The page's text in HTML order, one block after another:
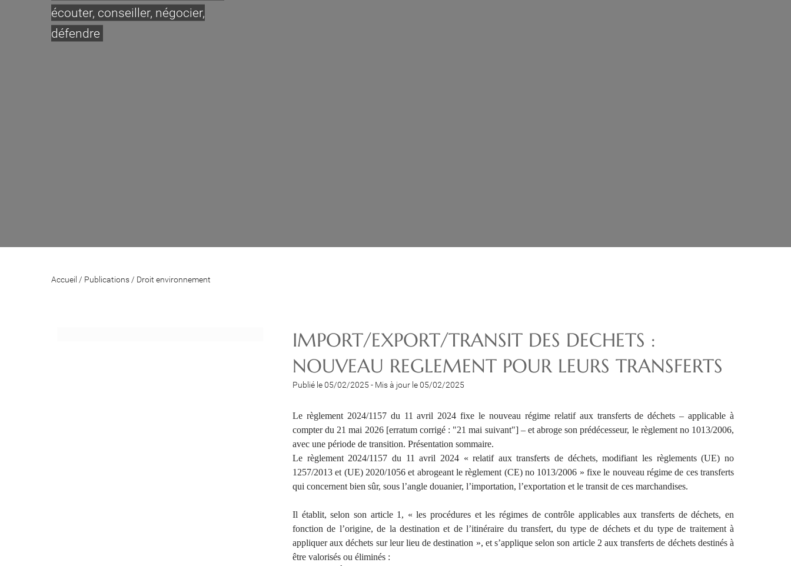
écouter, conseiller, négocier,
défendre
Accueil / Publications / Droit environnement
IMPORT/EXPORT/TRANSIT DES DECHETS :
NOUVEAU REGLEMENT POUR LEURS TRANSFERTS
Publié le 05/02/2025 - Mis à jour le 05/02/2025
Le règlement 2024/1157 du 11 avril 2024 fixe le nouveau régime relatif aux transferts de déchets – applicable à
compter du 21 mai 2026 [erratum corrigé : "21 mai suivant"] – et abroge son prédécesseur, le règlement no 1013/2006,
avec une période de transition. Présentation sommaire.
Le règlement 2024/1157 du 11 avril 2024 « relatif aux transferts de déchets, modifiant les règlements (UE) no
1257/2013 et (UE) 2020/1056 et abrogeant le règlement (CE) no 1013/2006 » fixe le nouveau régime de ces transferts
qui concernent bien sûr, sous l’angle douanier, l’importation, l’exportation et le transit de ces marchandises.
Il établit, selon son article 1, « les procédures et les régimes de contrôle applicables aux transferts de déchets, en
fonction de l’origine, de la destination et de l’itinéraire du transfert, du type de déchets et du type de traitement à
appliquer aux déchets sur leur lieu de destination », et s’applique selon son article 2 aux transferts de déchets destinés à
être valorisés ou éliminés :